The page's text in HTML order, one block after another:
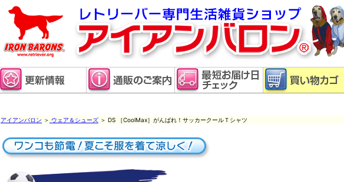
アイアンバロン ＞ ウェア＆シューズ ＞ DS ［CoolMax］がんばれ！サッカークールＴシャツ